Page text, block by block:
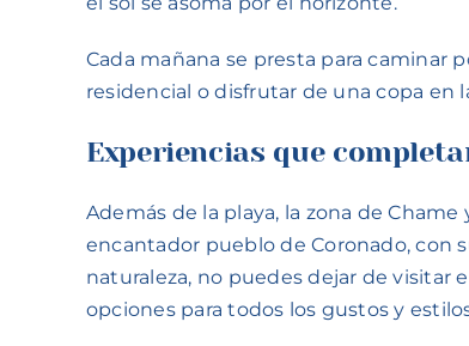
Cada mañana se presta para caminar
residencial o disfrutar de una copa en
Experiencias que
Además de la playa, la zona de
encantador pueblo de Coronado, con
naturaleza, no puedes dejar de visitar
opciones para todos los gustos y